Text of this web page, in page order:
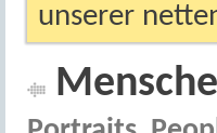
unserer